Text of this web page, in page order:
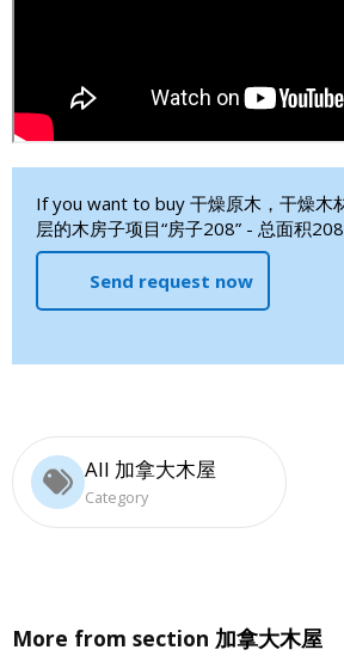
If you want to buy 干燥原木，干燥木
层的木房子项目“房子208” - 总面积
Send request now
All 加拿大木屋
Category
More from section 加拿大木屋